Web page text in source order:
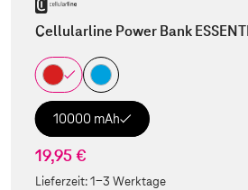
Cellularline Power Bank
10000 mAh
19,95 €
Lieferzeit:1-3 Werktage